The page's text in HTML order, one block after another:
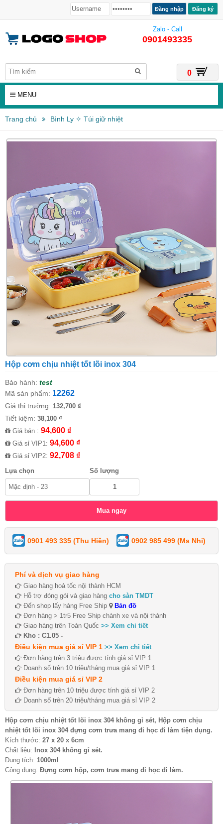
Đăng ký
Zalo - Call
0901493335
0
MENU
Trang chủ Bình Ly ✧ Túi giữ nhiệt
Hộp cơm chịu nhiệt tốt lõi inox 304
Bảo hành: test
Mã sản phẩm: 12262
Giá thị trường: 132,700 ₫
Tiết kiệm: 38,100 ₫
Giá bán : 94,600 ₫
Giá sỉ VIP1: 94,600 ₫
Giá sỉ VIP2: 92,708 ₫
Lựa chọn Số lượng
0901 493 335 (Thu Hiền) 0902 985 499 (Ms Nhi)
Phí và dịch vụ giao hàng
Giao hàng hoả tốc nội thành HCM
Hỗ trợ đóng gói và giao hàng cho sàn TMDT
Đến shop lấy hàng Free Ship
Bản đồ
Đơn hàng > 1tr5 Free Ship chành xe và nội thành
Giao hàng trên Toàn Quốc >> Xem chi tiết
Kho : C1.05 -
Điều kiện mua giá sỉ VIP 1 >> Xem chi tiết
Đơn hàng trên 3 triệu được tính giá sỉ VIP 1
Doanh số trên 10 triệu/tháng mua giá sỉ VIP 1
Điều kiện mua giá sỉ VIP 2
Đơn hàng trên 10 triệu được tính giá sỉ VIP 2
Doanh số trên 20 triệu/tháng mua giá sỉ VIP 2
Hộp cơm chịu nhiệt tốt lõi inox 304 không gỉ sét, Hộp cơm chịu
nhiệt tốt lõi inox 304 đựng cơm trưa mang đi học đi làm tiện dụng.
Kích thước: 27 x 20 x 6cm
Chất liệu:
Inox 304 không gỉ sét.
Dung tích: 1000ml
Công dụng: Đựng cơm hộp, cơm trưa mang đi học đi làm.